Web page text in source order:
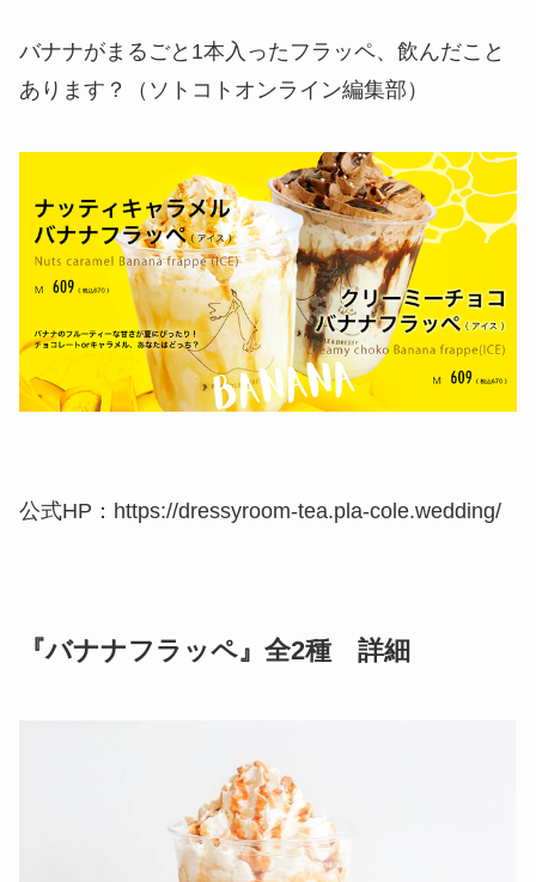
バナナがまるごと1本入ったフラッペ、飲んだこと
あります？（ソトコトオンライン編集部）
公式HP：https://dressyroom-tea.pla-cole.wedding/
『バナナフラッペ』全2種 詳細